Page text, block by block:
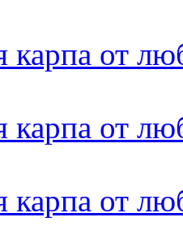
карпа от
карпа от
карпа от